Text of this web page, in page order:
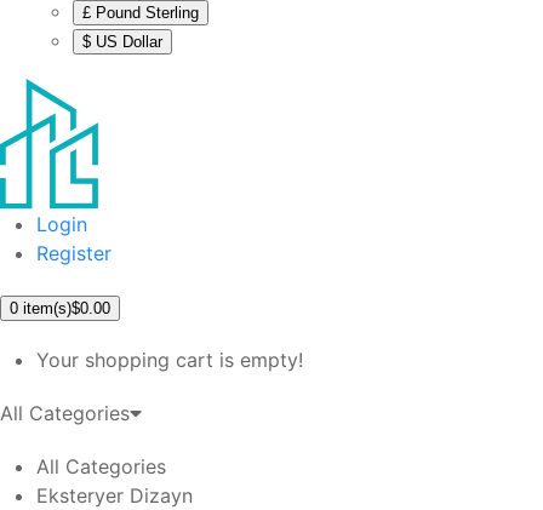
£ Pound Sterling
$ US Dollar
Login
Register
0 item(s)$0.00
Your shopping cart is empty!
All Categories
All Categories
Eksteryer Dizayn